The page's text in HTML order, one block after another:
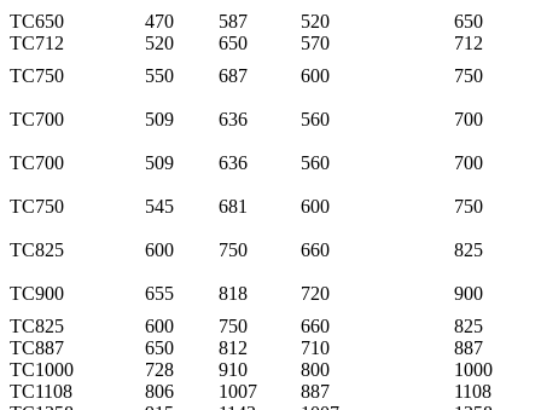
TC650
470 587 520
650
TC712
520 650 570
712
TC750
550 687 600 750
TC700 509 636 560 700
TC700 509 636 560 700
TC750 545 681 600 750
TC825 600 750 660 825
TC900 655 818 720
900
TC825
600 750 660
825
TC887
650 812 710
887
TC1000
728 910 800
1000
TC1108
806 1007 887
1108